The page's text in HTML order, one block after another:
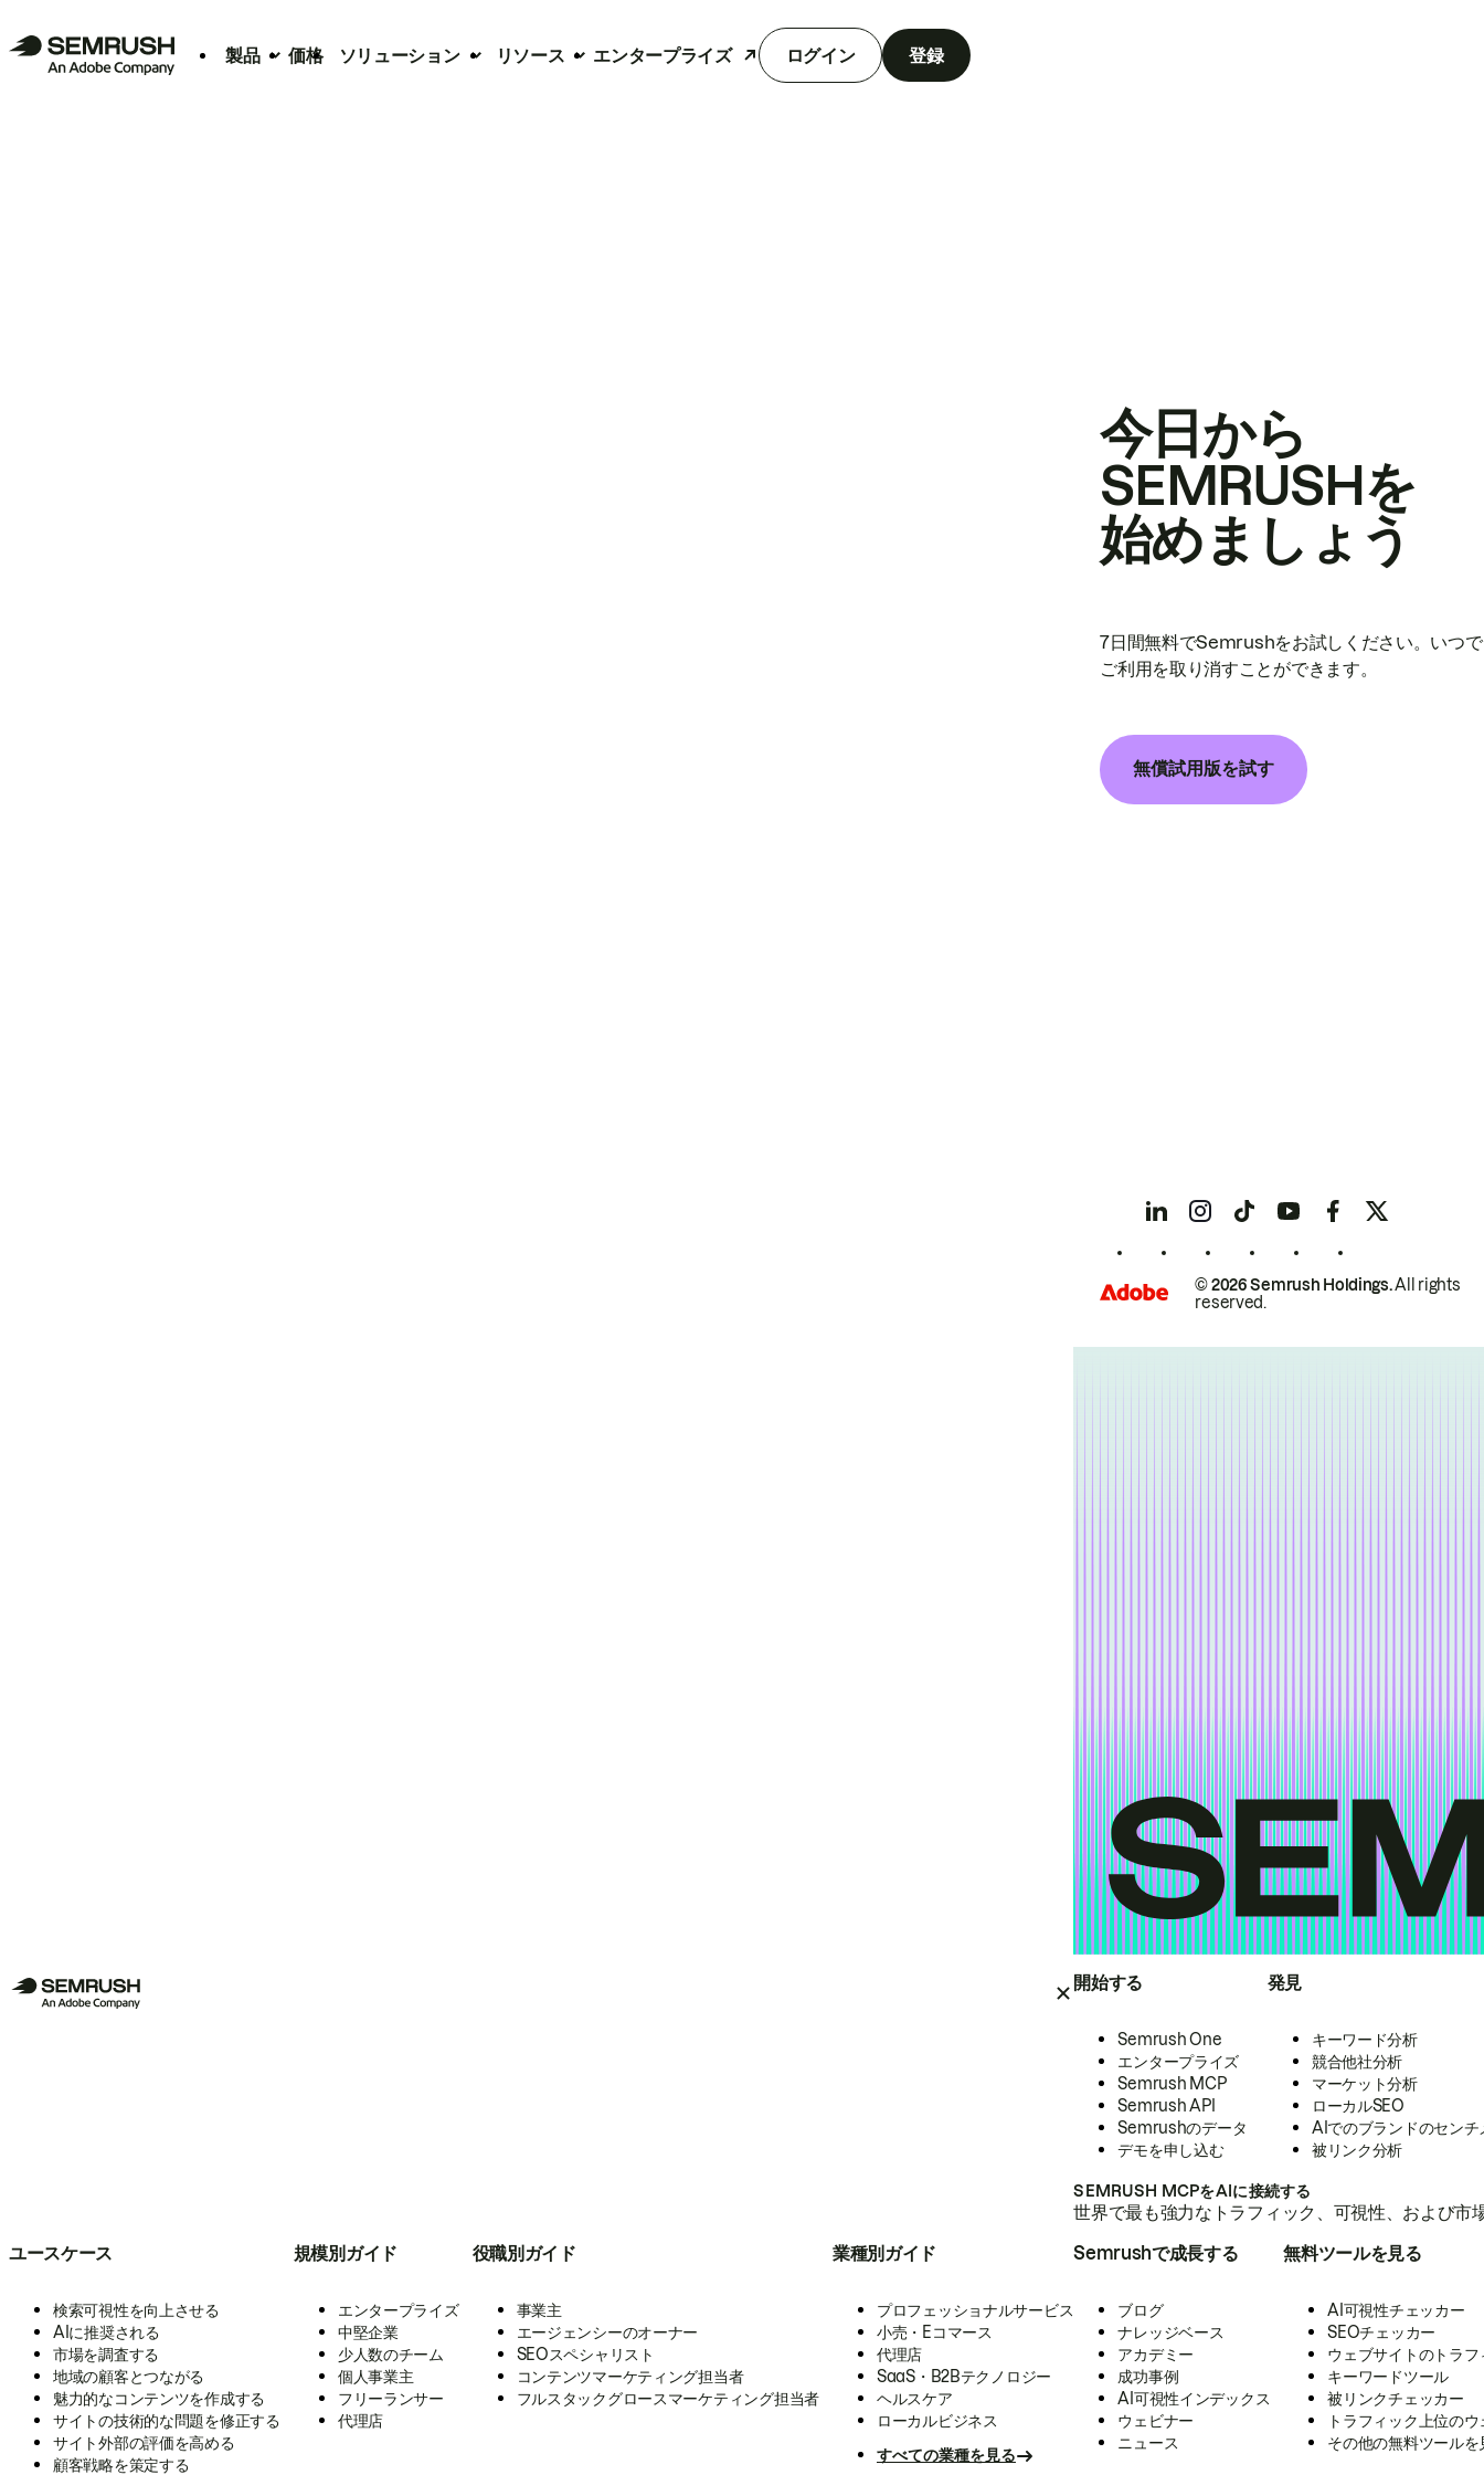
製品 価格 ソリューション リソース エンタープライズ ログイン 登録
開始する
Semrush One
エンタープライズ
Semrush MCP
Semrush API
Semrushのデータ
デモを申し込む
発見
キーワード分析
競合他社分析
マーケット分析
ローカルSEO
AIでのブランドのセンチ
被リンク分析
SEMRUSH MCPをAIに接続する
世界で最も強力なトラフィック、可視性、および
ユースケース
検索可視性を向上させる
AIに推奨される
市場を調査する
地域の顧客とつながる
魅力的なコンテンツを作成する
サイトの技術的な問題を修正する
サイト外部の評価を高める
顧客戦略を策定する
規模別ガイド
エンタープライズ
中堅企業
少人数のチーム
個人事業主
フリーランサー
代理店
役職別ガイド
事業主
エージェンシーのオーナー
SEOスペシャリスト
コンテンツマーケティング担当者
フルスタックグロースマーケティング担当者
業種別ガイド
プロフェッショナルサービス
小売・Eコマース
代理店
SaaS・B2Bテクノロジー
ヘルスケア
ローカルビジネス
すべての業種を見る
Semrushで成長する
ブログ
ナレッジベース
アカデミー
成功事例
AI可視性インデックス
ウェビナー
ニュース
無料ツールを見る
AI可視性チェッカー
SEOチェッカー
ウェブサイトのトラ
キーワードツール
被リンクチェッカー
トラフィック上位の
その他の無料ツールを
今日から
SEMRUSHを
始めましょう
7日間無料でSemrushをお試しください。いつ
ご利用を取り消すことができます。
無償試用版を試す
© 2026 Semrush Holdings.All rights
reserved.